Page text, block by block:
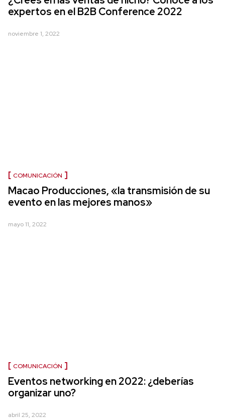
expertos en el B2B Conference 2022
noviembre 1, 2022
COMUNICACIÓN
Macao Producciones, «la transmisión de su
evento en las mejores manos»
mayo 11, 2022
COMUNICACIÓN
Eventos networking en 2022: ¿deberías
organizar uno?
abril 25, 2022